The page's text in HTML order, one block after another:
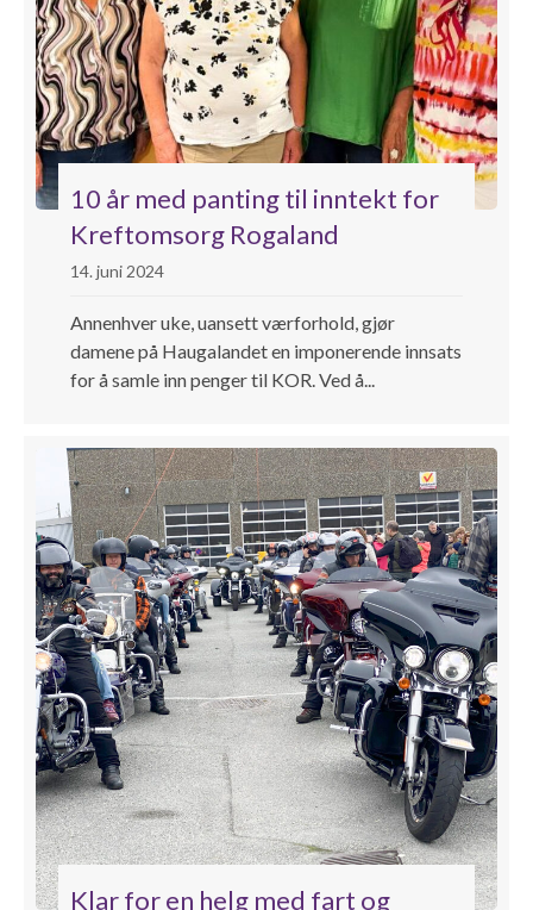
10 år med panting til inntekt for
Kreftomsorg Rogaland
14. juni 2024
Annenhver uke, uansett værforhold, gjør
damene på Haugalandet en imponerende innsats
for å samle inn penger til KOR. Ved å...
Klar for en helg med fart og